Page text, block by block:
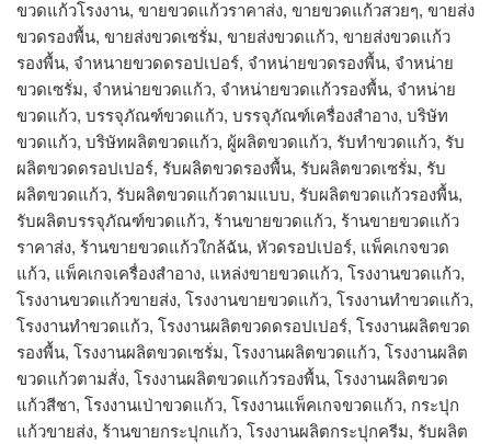
ขวดแก้วโรงงาน, ขายขวดแก้วราคาส่ง, ขายขวดแก้วสวยๆ, ขายส่ง
ขวดรองพื้น, ขายส่งขวดเซรั่ม, ขายส่งขวดแก้ว, ขายส่งขวดแก้ว
รองพื้น, จำหนายขวดดรอปเปอร์, จำหน่ายขวดรองพื้น, จำหน่าย
ขวดเซรั่ม, จำหน่ายขวดแก้ว, จำหน่ายขวดแก้วรองพื้น, จําหน่าย
ขวดแก้ว, บรรจุภัณฑ์ขวดแก้ว, บรรจุภัณฑ์เครื่องสำอาง, บริษัท
ขวดแก้ว, บริษัทผลิตขวดแก้ว, ผู้ผลิตขวดแก้ว, รับทำขวดแก้ว, รับ
ผลิตขวดดรอปเปอร์, รับผลิตขวดรองพื้น, รับผลิตขวดเซรั่ม, รับ
ผลิตขวดแก้ว, รับผลิตขวดแก้วตามแบบ, รับผลิตขวดแก้วรองพื้น,
รับผลิตบรรจุภัณฑ์ขวดแก้ว, ร้านขายขวดแก้ว, ร้านขายขวดแก้ว
ราคาส่ง, ร้านขายขวดแก้วใกล้ฉัน, หัวดรอปเปอร์, แพ็คเกจขวด
แก้ว, แพ็คเกจเครื่องสำอาง, แหล่งขายขวดแก้ว, โรงงานขวดแก้ว,
โรงงานขวดแก้วขายส่ง, โรงงานขายขวดแก้ว, โรงงานทำขวดแก้ว,
โรงงานทําขวดแก้ว, โรงงานผลิตขวดดรอปเปอร์, โรงงานผลิตขวด
รองพื้น, โรงงานผลิตขวดเซรั่ม, โรงงานผลิตขวดแก้ว, โรงงานผลิต
ขวดแก้วตามสั่ง, โรงงานผลิตขวดแก้วรองพื้น, โรงงานผลิตขวด
แก้วสีชา, โรงงานเป่าขวดแก้ว, โรงงานแพ็คเกจขวดแก้ว, กระปุก
แก้วขายส่ง, ร้านขายกระปุกแก้ว, โรงงานผลิตกระปุกครีม, รับผลิต